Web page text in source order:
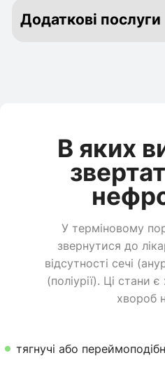
Додаткові послуги
В яких
У терміновому
звернутися до
відсутності сечі
(поліурії). Ці стани
хвороб
тягнучі або